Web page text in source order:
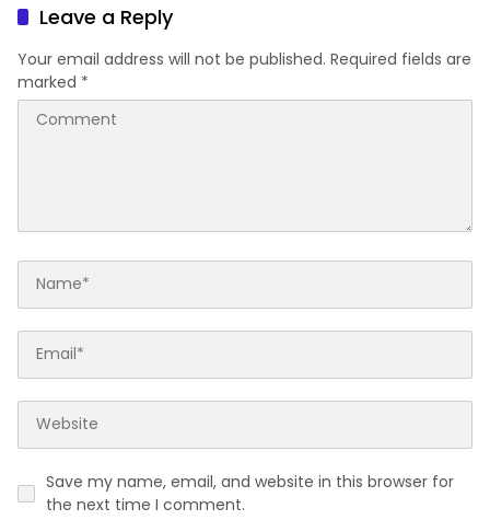
Leave a Reply
Your email address will not be published. Required fields are
marked *
Save my name, email, and website in this browser for
the next time I comment.